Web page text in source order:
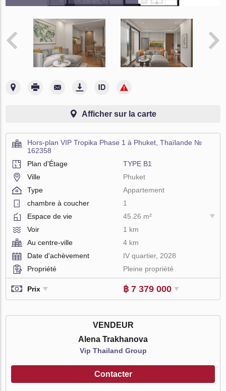
Afficher sur la carte
Hors-plan VIP Tropika Phase 1 à Phuket, Thaïlande №
162358
Plan d'Étage
TYPE B1
Ville
Phuket
Type
Appartement
chambre à coucher
1
Espace de vie
45.26 m²
Voir
1 km
Au centre-ville
4 km
Date d'achèvement
IV quartier, 2028
Propriété
Pleine propriété
Prix ฿ 7 379 000
VENDEUR
Alena Trakhanova
Vip Thailand Group
Contacter